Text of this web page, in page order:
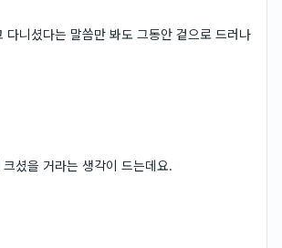
다니셨다는 말씀만 봐도 그동안 겉으로 드러나
셨을 거라는 생각이 드는데요.